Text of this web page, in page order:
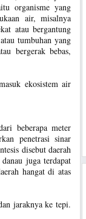
organisme yang
air, misalnya
atau bergantung
tumbuhan yang
bergerak bebas,
ekosistem air
beberapa meter
penetrasi sinar
disebut daerah
juga terdapat
hangat di atas
jaraknya ke tepi.